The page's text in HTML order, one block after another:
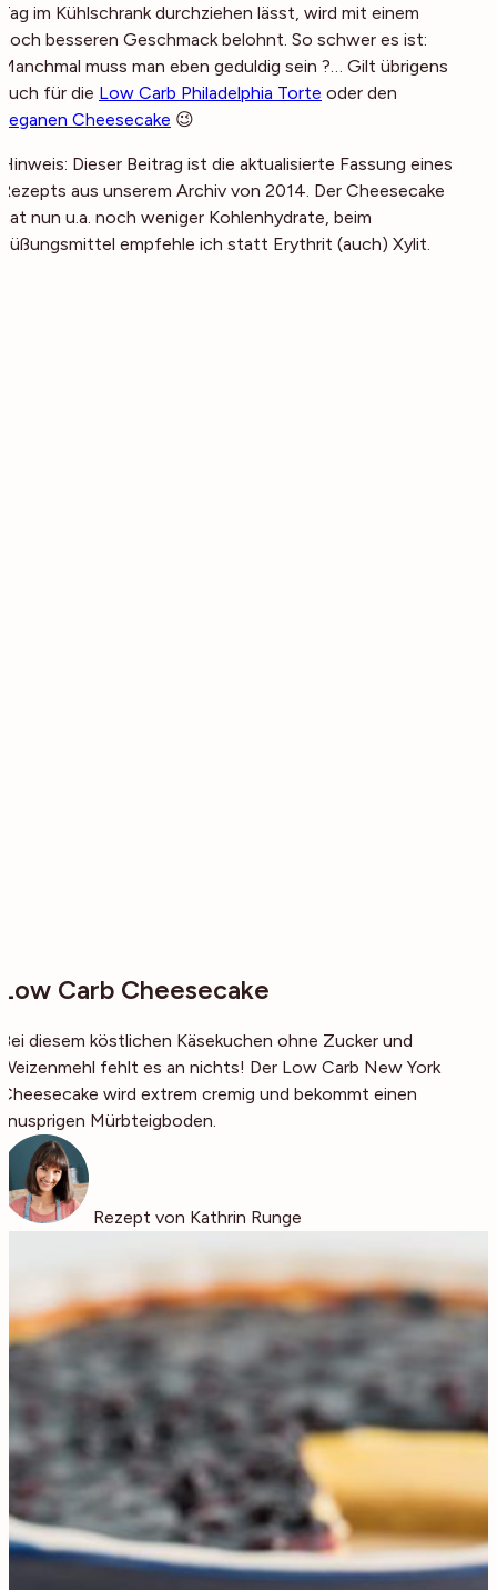
Tag im Kühlschrank durchziehen lässt, wird mit einem
noch besseren Geschmack belohnt. So schwer es ist:
Manchmal muss man eben geduldig sein ?… Gilt übrigens
auch für die Low Carb Philadelphia Torte oder den
veganen Cheesecake 😉
Hinweis: Dieser Beitrag ist die aktualisierte Fassung eines
Rezepts aus unserem Archiv von 2014. Der Cheesecake
hat nun u.a. noch weniger Kohlenhydrate, beim
Süßungsmittel empfehle ich statt Erythrit (auch) Xylit.
Low Carb Cheesecake
Bei diesem köstlichen Käsekuchen ohne Zucker und
Weizenmehl fehlt es an nichts! Der Low Carb New York
Cheesecake wird extrem cremig und bekommt einen
knusprigen Mürbteigboden.
Rezept von Kathrin Runge